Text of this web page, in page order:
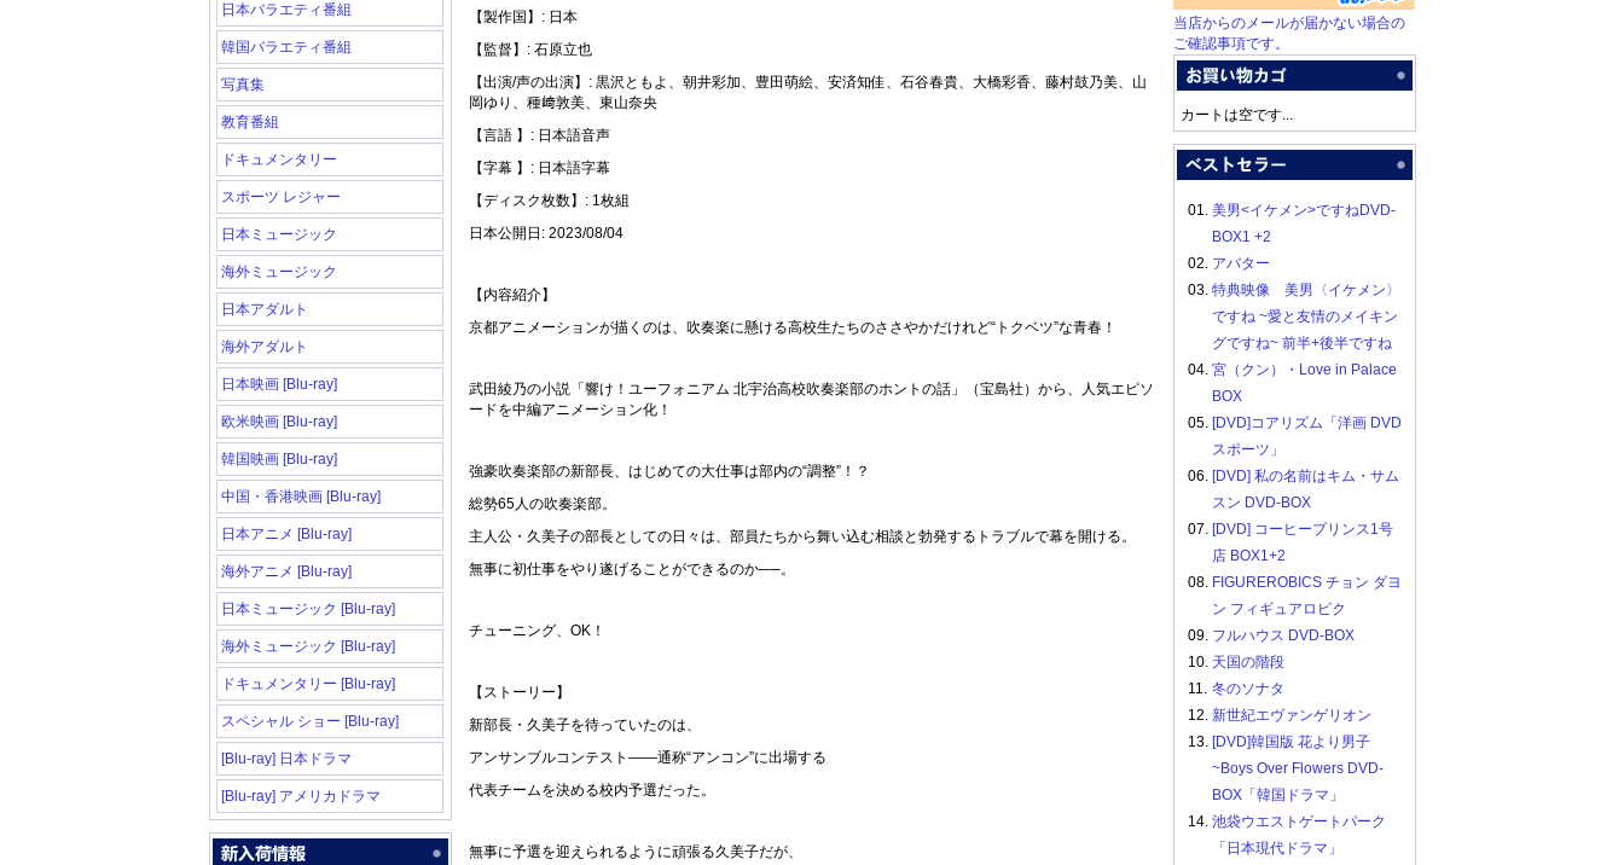
日本バラエティ番組
韓国バラエティ番組
写真集
教育番組
ドキュメンタリー
スポーツ レジャー
日本ミュージック
海外ミュージック
日本アダルト
海外アダルト
日本映画 [Blu-ray]
欧米映画 [Blu-ray]
韓国映画 [Blu-ray]
中国・香港映画 [Blu-ray]
日本アニメ [Blu-ray]
海外アニメ [Blu-ray]
日本ミュージック [Blu-ray]
海外ミュージック [Blu-ray]
ドキュメンタリー [Blu-ray]
スペシャル ショー [Blu-ray]
[Blu-ray] 日本ドラマ
[Blu-ray] アメリカドラマ
【製作国】: 日本
【監督】: 石原立也
【出演/声の出演】: 黒沢ともよ、朝井彩加、豊田萌絵、安済知佳、石谷春貴、大橋彩香、藤村鼓乃美、山
岡ゆり、種﨑敦美、東山奈央
【言語 】: 日本語音声
【字幕 】: 日本語字幕
【ディスク枚数】: 1枚組
日本公開日: 2023/08/04
【内容紹介】
京都アニメーションが描くのは、吹奏楽に懸ける高校生たちのささやかだけれど“トクベツ”な青春！
武田綾乃の小説「響け！ユーフォニアム 北宇治高校吹奏楽部のホントの話」（宝島社）から、人気エピソ
ードを中編アニメーション化！
強豪吹奏楽部の新部長、はじめての大仕事は部内の“調整”！？
総勢65人の吹奏楽部。
主人公・久美子の部長としての日々は、部員たちから舞い込む相談と勃発するトラブルで幕を開ける。
無事に初仕事をやり遂げることができるのか──。
チューニング、OK！
【ストーリー】
新部長・久美子を待っていたのは、
アンサンブルコンテスト――通称“アンコン”に出場する
代表チームを決める校内予選だった。
無事に予選を迎えられるように頑張る久美子だが、
当店からのメールが届かない場合の
ご確認事項です。
カートは空です...
01. 美男<イケメン>ですねDVD-
BOX1 +2
02. アバター
03. 特典映像 美男〈イケメン〉
ですね ~愛と友情のメイキン
グですね~ 前半+後半ですね
04. 宮（クン）・Love in Palace
BOX
05. [DVD]コアリズム「洋画 DVD
スポーツ」
06. [DVD] 私の名前はキム・サム
スン DVD-BOX
07. [DVD] コーヒープリンス1号
店 BOX1+2
08. FIGUREROBICS チョン ダヨ
ン フィギュアロビク
09. フルハウス DVD-BOX
10. 天国の階段
11. 冬のソナタ
12. 新世紀エヴァンゲリオン
13. [DVD]韓国版 花より男子
~Boys Over Flowers DVD-
BOX「韓国ドラマ」
14. 池袋ウエストゲートパーク
「日本現代ドラマ」